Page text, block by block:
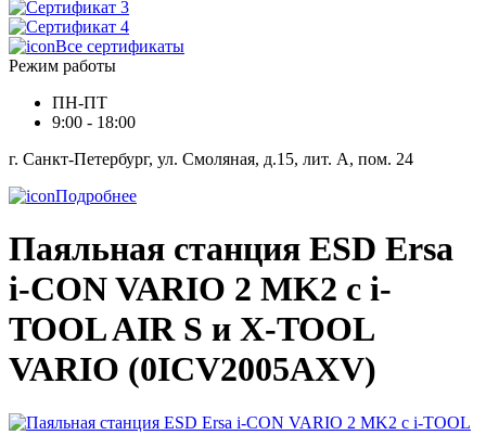
Все сертификаты
Режим работы
ПН-ПТ
9:00 - 18:00
г. Санкт-Петербург, ул. Смоляная, д.15, лит. А, пом. 24
Подробнее
Паяльная станция ESD Ersa
i-CON VARIO 2 MK2 с i-
TOOL AIR S и X-TOOL
VARIO (0ICV2005AXV)